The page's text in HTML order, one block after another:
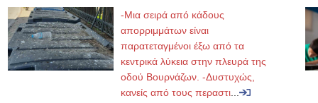
-Μια σειρά από κάδους
απορριμμάτων είναι
παρατεταγμένοι έξω από τα
κεντρικά λύκεια στην πλευρά της
οδού Βουρνάζων. -Δυστυχώς,
κανείς από τους περαστι